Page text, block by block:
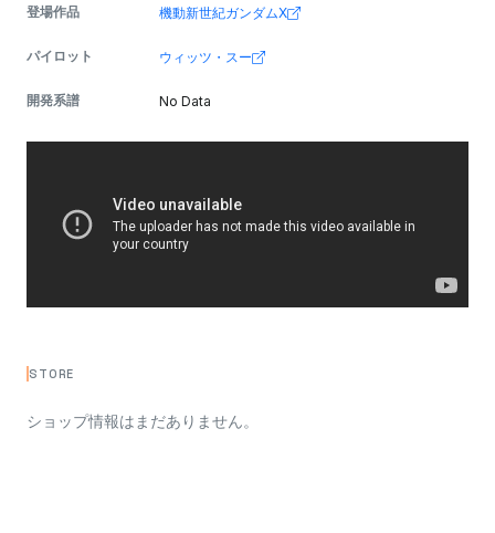
登場作品 機動新世紀ガンダムX
パイロット ウィッツ・スー
開発系譜 No Data
STORE
ショップ情報はまだありません。